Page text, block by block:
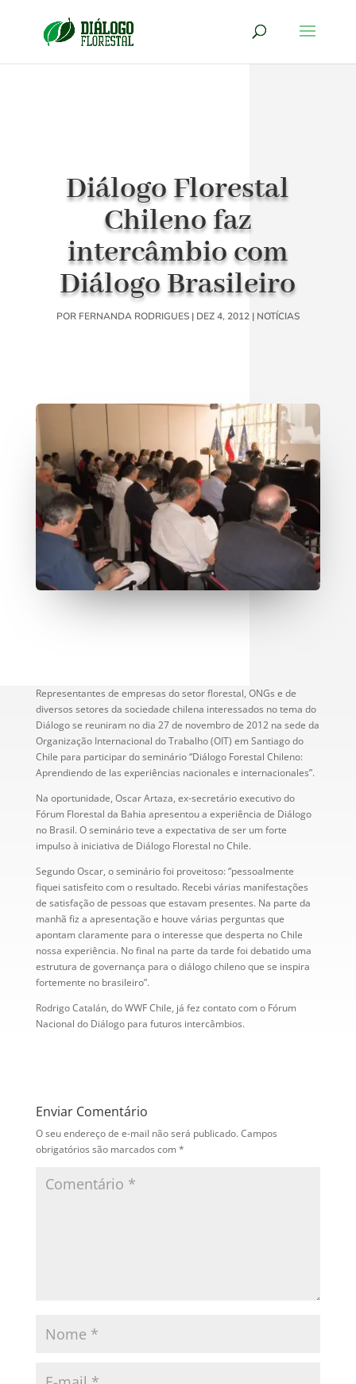
Diálogo Florestal
Chileno faz
intercâmbio com
Diálogo Brasileiro
POR FERNANDA RODRIGUES| DEZ 4, 2012| NOTÍCIAS
Representantes de empresas do setor florestal, ONGs e de
diversos setores da sociedade chilena interessados no tema do
Diálogo se reuniram no dia 27 de novembro de 2012 na sede da
Organização Internacional do Trabalho (OIT) em Santiago do
Chile para participar do seminário “Diálogo Forestal Chileno:
Aprendiendo de las experiências nacionales e internacionales”.
Na oportunidade, Oscar Artaza, ex-secretário executivo do
Fórum Florestal da Bahia apresentou a experiência de Diálogo
no Brasil. O seminário teve a expectativa de ser um forte
impulso à iniciativa de Diálogo Florestal no Chile.
Segundo Oscar, o seminário foi proveitoso: “pessoalmente
fiquei satisfeito com o resultado. Recebi várias manifestações
de satisfação de pessoas que estavam presentes. Na parte da
manhã fiz a apresentação e houve várias perguntas que
apontam claramente para o interesse que desperta no Chile
nossa experiência. No final na parte da tarde foi debatido uma
estrutura de governança para o diálogo chileno que se inspira
fortemente no brasileiro”.
Rodrigo Catalán, do WWF Chile, já fez contato com o Fórum
Nacional do Diálogo para futuros intercâmbios.
Enviar Comentário
O seu endereço de e-mail não será publicado.Campos
obrigatórios são marcados com *